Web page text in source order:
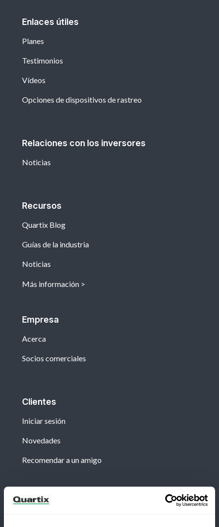
Enlaces útiles
Planes
Testimonios
Vídeos
Opciones de dispositivos de rastreo
Relaciones con los inversores
Noticias
Recursos
Quartix Blog
Guías de la industria
Noticias
Más información
Empresa
Acerca
Socios comerciales
Clientes
Iniciar sesión
Novedades
Recomendar a un amigo
Boletín